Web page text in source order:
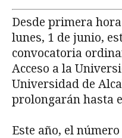
Desde primera
lunes, 1 de junio,
convocatoria
Acceso a la
Universidad de
prolongarán hasta
Este año, el